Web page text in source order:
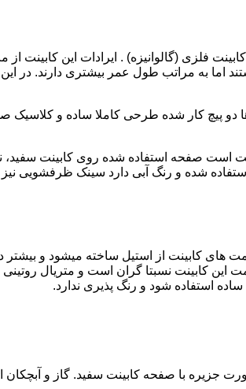
فلزی (گالوانیزه) . ایرادات این کابینت
اما به مراتب طول عمر بیشتری دارند. در
دو پیچ کار شده طرحی کاملا ساده و کلاسیک
است صفحه استفاده شده روی کابینت سفید،
شده و رنگ آبی دارد سینک ظرفشویی
های کابینت از استیل ساخته میشود و بیشتر
این کابینت نسبتا گران است و متریال
استفاده شود و رنگ پذیری ندارد.
با صفحه کابینت سفید. گاز و آبچکان